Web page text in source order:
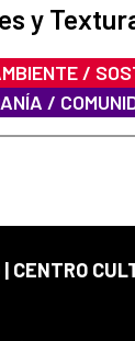
y
/
/
CENTRO